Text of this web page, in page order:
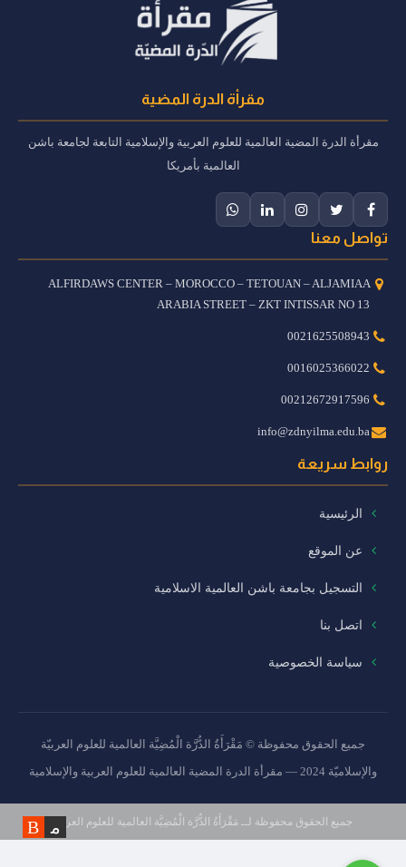
مقرأة الدرة المضية
مقرأة الدرة المضية العالمية للعلوم العربية والإسلامية التابعة لجامعة باشن
العالمية بأمريكا
تواصل معنا
ALFIRDAWS CENTER – MOROCCO – TETOUAN – ALJAMIAA
ARABIA STREET – ZKT INTISSAR NO 13
0021625508943
0016025366022
00212672917596
info@zdnyilma.edu.ba
روابط سريعة
الرئيسية
عن الموقع
التسجيل بجامعة باشن العالمية الاسلامية
اتصل بنا
سياسة الخصوصية
جميع الحقوق محفوظة © مَقْرَأَةُ الدُّرَّة الْمُضِيَّة العالمية للعلوم العربيّة
والإسلاميّة 2024 — مقرأة الدرة المضية العالمية للعلوم العربية والإسلامية
جميع الحقوق محفوظة لــ مَقْرَأَةُ الدُّرَّة الْمُضِيَّة العالمية للعلوم العربيّة